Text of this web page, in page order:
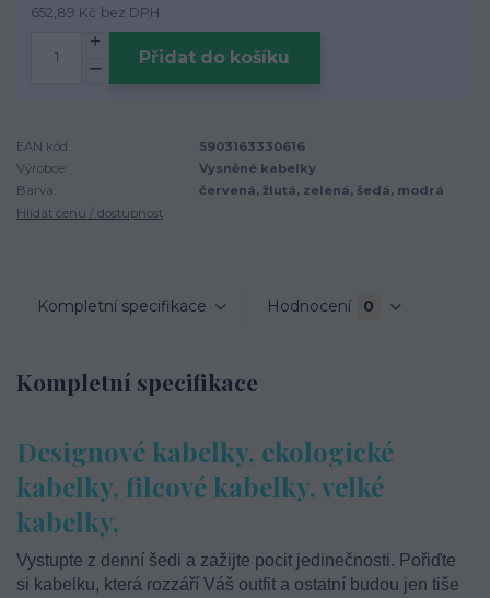
652,89 Kč bez DPH
Přidat do košíku
EAN kód:
5903163330616
Výrobce:
Vysněné kabelky
Barva:
červená, žlutá, zelená, šedá, modrá
Hlídat cenu / dostupnost
Kompletní specifikace Hodnocení 0
Kompletní specifikace
Designové kabelky, ekologické
kabelky, filcové kabelky, velké
kabelky,
Vystupte z denní šedi a zažijte pocit jedinečnosti. Pořiďte
si kabelku, která rozzáří Váš outfit a ostatní budou jen tiše